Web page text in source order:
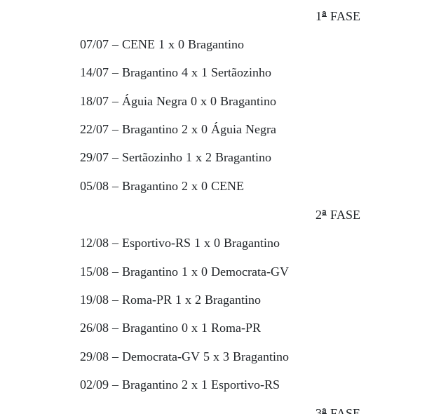
1ª FASE
07/07 – CENE 1 x 0 Bragantino
14/07 – Bragantino 4 x 1 Sertãozinho
18/07 – Águia Negra 0 x 0 Bragantino
22/07 – Bragantino 2 x 0 Águia Negra
29/07 – Sertãozinho 1 x 2 Bragantino
05/08 – Bragantino 2 x 0 CENE
2ª FASE
12/08 – Esportivo-RS 1 x 0 Bragantino
15/08 – Bragantino 1 x 0 Democrata-GV
19/08 – Roma-PR 1 x 2 Bragantino
26/08 – Bragantino 0 x 1 Roma-PR
29/08 – Democrata-GV 5 x 3 Bragantino
02/09 – Bragantino 2 x 1 Esportivo-RS